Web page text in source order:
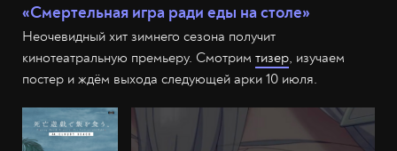
«Смертельная игра ради еды на столе»
Неочевидный хит зимнего сезона получит
кинотеатральную премьеру. Смотрим тизер, изучаем
постер и ждём выхода следующей арки 10 июля.